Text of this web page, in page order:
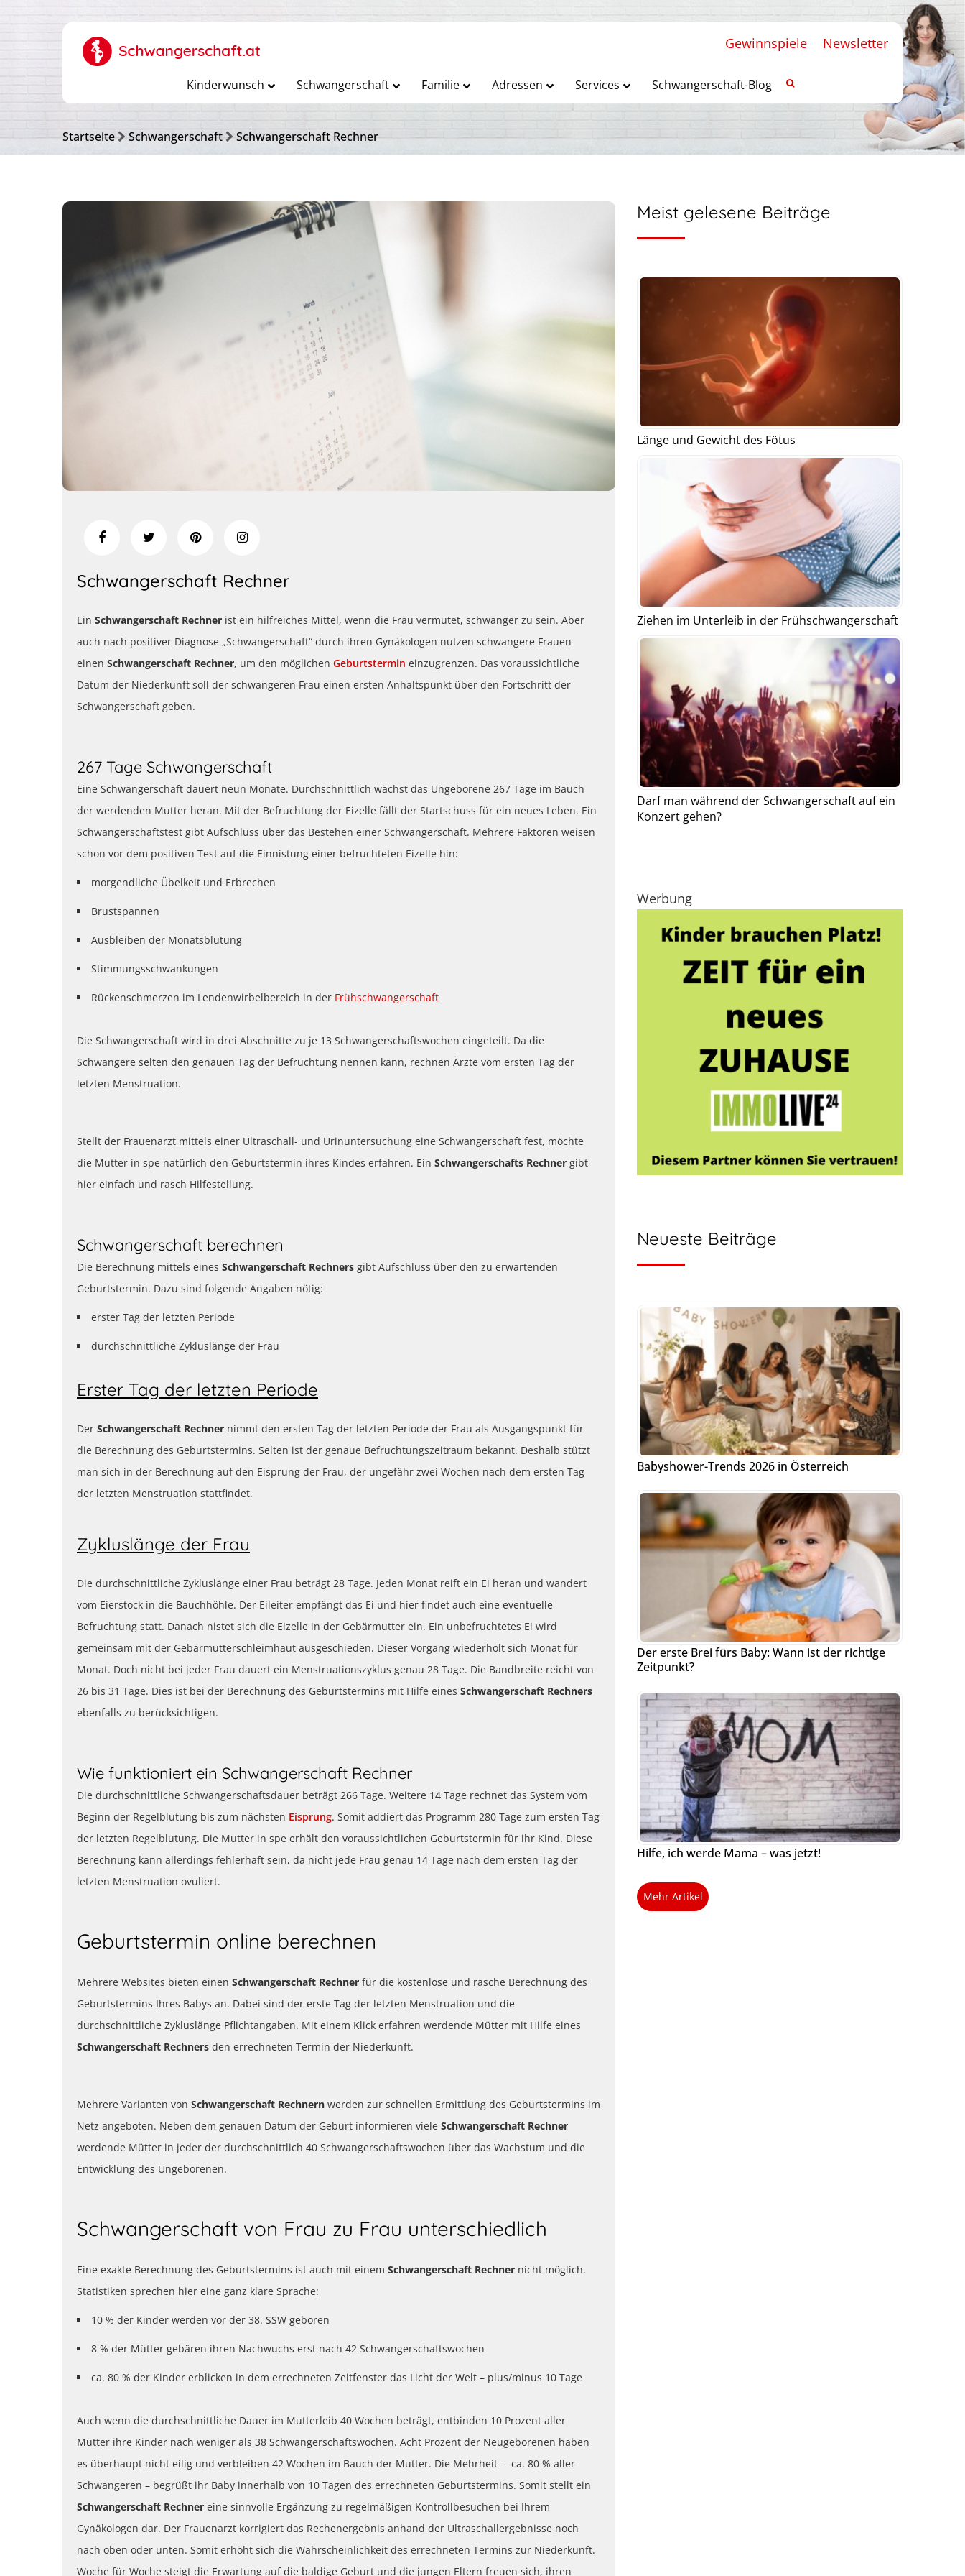
Gewinnspiele Newsletter
Kinderwunsch Schwangerschaft Familie Adressen Services Schwangerschaft-Blog
Startseite Schwangerschaft Schwangerschaft Rechner
Schwangerschaft Rechner
Ein Schwangerschaft Rechner ist ein hilfreiches Mittel, wenn die Frau vermutet, schwanger zu sein. Aber
auch nach positiver Diagnose „Schwangerschaft“ durch ihren Gynäkologen nutzen schwangere Frauen
einen Schwangerschaft Rechner, um den möglichen Geburtstermin einzugrenzen. Das voraussichtliche
Datum der Niederkunft soll der schwangeren Frau einen ersten Anhaltspunkt über den Fortschritt der
Schwangerschaft geben.
267 Tage Schwangerschaft
Eine Schwangerschaft dauert neun Monate. Durchschnittlich wächst das Ungeborene 267 Tage im Bauch
der werdenden Mutter heran. Mit der Befruchtung der Eizelle fällt der Startschuss für ein neues Leben. Ein
Schwangerschaftstest gibt Aufschluss über das Bestehen einer Schwangerschaft. Mehrere Faktoren weisen
schon vor dem positiven Test auf die Einnistung einer befruchteten Eizelle hin:
morgendliche Übelkeit und Erbrechen
Brustspannen
Ausbleiben der Monatsblutung
Stimmungsschwankungen
Rückenschmerzen im Lendenwirbelbereich in der Frühschwangerschaft
Die Schwangerschaft wird in drei Abschnitte zu je 13 Schwangerschaftswochen eingeteilt. Da die
Schwangere selten den genauen Tag der Befruchtung nennen kann, rechnen Ärzte vom ersten Tag der
letzten Menstruation.
Stellt der Frauenarzt mittels einer Ultraschall- und Urinuntersuchung eine Schwangerschaft fest, möchte
die Mutter in spe natürlich den Geburtstermin ihres Kindes erfahren. Ein Schwangerschafts Rechner gibt
hier einfach und rasch Hilfestellung.
Schwangerschaft berechnen
Die Berechnung mittels eines Schwangerschaft Rechners gibt Aufschluss über den zu erwartenden
Geburtstermin. Dazu sind folgende Angaben nötig:
erster Tag der letzten Periode
durchschnittliche Zykluslänge der Frau
Erster Tag der letzten Periode
Der Schwangerschaft Rechner nimmt den ersten Tag der letzten Periode der Frau als Ausgangspunkt für
die Berechnung des Geburtstermins. Selten ist der genaue Befruchtungszeitraum bekannt. Deshalb stützt
man sich in der Berechnung auf den Eisprung der Frau, der ungefähr zwei Wochen nach dem ersten Tag
der letzten Menstruation stattfindet.
Zykluslänge der Frau
Die durchschnittliche Zykluslänge einer Frau beträgt 28 Tage. Jeden Monat reift ein Ei heran und wandert
vom Eierstock in die Bauchhöhle. Der Eileiter empfängt das Ei und hier findet auch eine eventuelle
Befruchtung statt. Danach nistet sich die Eizelle in der Gebärmutter ein. Ein unbefruchtetes Ei wird
gemeinsam mit der Gebärmutterschleimhaut ausgeschieden. Dieser Vorgang wiederholt sich Monat für
Monat. Doch nicht bei jeder Frau dauert ein Menstruationszyklus genau 28 Tage. Die Bandbreite reicht von
26 bis 31 Tage. Dies ist bei der Berechnung des Geburtstermins mit Hilfe eines Schwangerschaft Rechners
ebenfalls zu berücksichtigen.
Wie funktioniert ein Schwangerschaft Rechner
Die durchschnittliche Schwangerschaftsdauer beträgt 266 Tage. Weitere 14 Tage rechnet das System vom
Beginn der Regelblutung bis zum nächsten Eisprung. Somit addiert das Programm 280 Tage zum ersten Tag
der letzten Regelblutung. Die Mutter in spe erhält den voraussichtlichen Geburtstermin für ihr Kind. Diese
Berechnung kann allerdings fehlerhaft sein, da nicht jede Frau genau 14 Tage nach dem ersten Tag der
letzten Menstruation ovuliert.
Geburtstermin online berechnen
Mehrere Websites bieten einen Schwangerschaft Rechner für die kostenlose und rasche Berechnung des
Geburtstermins Ihres Babys an. Dabei sind der erste Tag der letzten Menstruation und die
durchschnittliche Zykluslänge Pflichtangaben. Mit einem Klick erfahren werdende Mütter mit Hilfe eines
Schwangerschaft Rechners den errechneten Termin der Niederkunft.
Mehrere Varianten von Schwangerschaft Rechnern werden zur schnellen Ermittlung des Geburtstermins im
Netz angeboten. Neben dem genauen Datum der Geburt informieren viele Schwangerschaft Rechner
werdende Mütter in jeder der durchschnittlich 40 Schwangerschaftswochen über das Wachstum und die
Entwicklung des Ungeborenen.
Schwangerschaft von Frau zu Frau unterschiedlich
Eine exakte Berechnung des Geburtstermins ist auch mit einem Schwangerschaft Rechner nicht möglich.
Statistiken sprechen hier eine ganz klare Sprache:
10 % der Kinder werden vor der 38. SSW geboren
8 % der Mütter gebären ihren Nachwuchs erst nach 42 Schwangerschaftswochen
ca. 80 % der Kinder erblicken in dem errechneten Zeitfenster das Licht der Welt – plus/minus 10 Tage
Auch wenn die durchschnittliche Dauer im Mutterleib 40 Wochen beträgt, entbinden 10 Prozent aller
Mütter ihre Kinder nach weniger als 38 Schwangerschaftswochen. Acht Prozent der Neugeborenen haben
es überhaupt nicht eilig und verbleiben 42 Wochen im Bauch der Mutter. Die Mehrheit – ca. 80 % aller
Schwangeren – begrüßt ihr Baby innerhalb von 10 Tagen des errechneten Geburtstermins. Somit stellt ein
Schwangerschaft Rechner eine sinnvolle Ergänzung zu regelmäßigen Kontrollbesuchen bei Ihrem
Gynäkologen dar. Der Frauenarzt korrigiert das Rechenergebnis anhand der Ultraschallergebnisse noch
nach oben oder unten. Somit erhöht sich die Wahrscheinlichkeit des errechneten Termins zur Niederkunft.
Woche für Woche steigt die Erwartung auf die baldige Geburt und die jungen Eltern freuen sich, ihren
Meist gelesene Beiträge
Länge und Gewicht des Fötus
Ziehen im Unterleib in der Frühschwangerschaft
Darf man während der Schwangerschaft auf ein
Konzert gehen?
Werbung
Neueste Beiträge
Babyshower-Trends 2026 in Österreich
Der erste Brei fürs Baby: Wann ist der richtige
Zeitpunkt?
Hilfe, ich werde Mama – was jetzt!
Mehr Artikel